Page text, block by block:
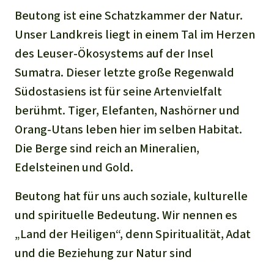
Gold
Fleisch und Soja
Landraub
Staudämme
Zement und Beton
Kontakt
Transparenz
Freianzeigen
Italiano
Português
Indonesia
Waldschutz
Schutz von Indigenen
Südostasien
Afrika
Lateinamerika
Beutong ist eine Schatzkammer der Natur.
Unser Landkreis liegt in einem Tal im Herzen
des Leuser-Ökosystems auf der Insel
Sumatra. Dieser letzte große Regenwald
Südostasiens ist für seine Artenvielfalt
berühmt. Tiger, Elefanten, Nashörner und
Orang-Utans leben hier im selben Habitat.
Die Berge sind reich an Mineralien,
Edelsteinen und Gold.
Beutong hat für uns auch soziale, kulturelle
und spirituelle Bedeutung. Wir nennen es
„Land der Heiligen“, denn Spiritualität, Adat
und die Beziehung zur Natur sind